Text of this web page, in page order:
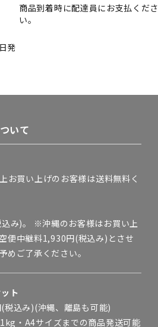
発
商品到着時に配達員にお支払くださ
い。
いて
お買い上げのお客様は送料無料く
み)。 ※沖縄のお客様はお買い上
便中継料1,930円(税込み)とさせ
めご了承ください。
ト
税込み)(沖縄、離島も可能)
・A4サイズまでの商品発送可能